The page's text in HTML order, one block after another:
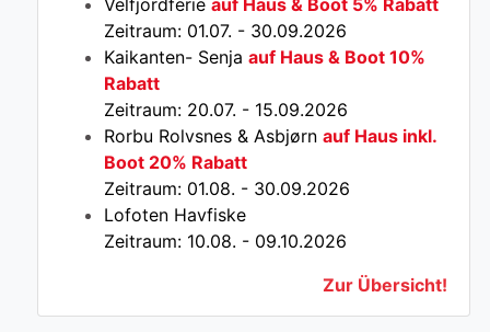
Velfjordferie auf Haus & Boot 5% Rabatt
Zeitraum: 01.07. - 30.09.2026
Kaikanten- Senja auf Haus & Boot 10%
Rabatt
Zeitraum: 20.07. - 15.09.2026
Rorbu Rolvsnes & Asbjørn auf Haus inkl.
Boot 20% Rabatt
Zeitraum: 01.08. - 30.09.2026
Lofoten Havfiske
Zeitraum: 10.08. - 09.10.2026
Zur Übersicht!